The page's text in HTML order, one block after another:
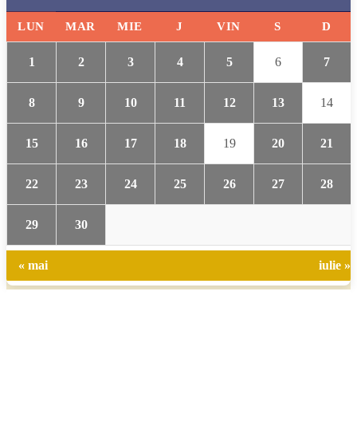
LUN MAR MIE J VIN S D
1 2 3 4 5 6 7
8 9 10 11 12 13 14
15 16 17 18 19 20 21
22 23 24 25 26 27 28
29 30
« mai iulie »